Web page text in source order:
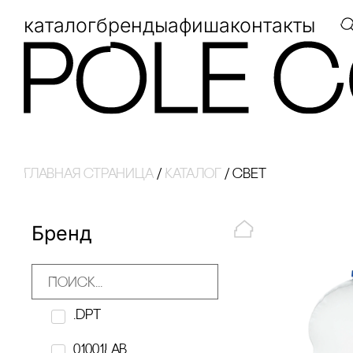
каталогбрендыафишаконтакты
Главная страница / Каталог / свет
Бренд
.dpt